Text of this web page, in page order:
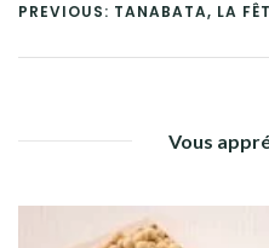
PREVIOUS: TANABATA, LA
Vous